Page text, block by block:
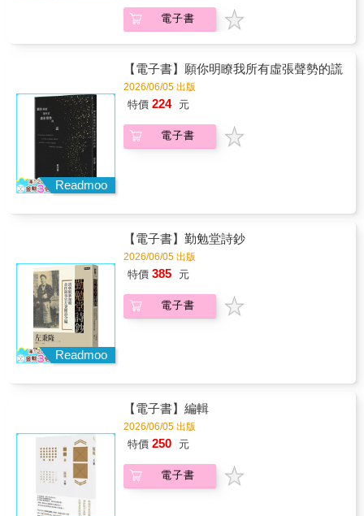
本時代以來流傳吟唱的時代音律，以及詩人們
試圖掙脫「方言」的桎梏，以母語書寫發聲的
突圍之路。一起聆聽台語詩歌百年傳唱的獨特
繼續繼承、開創台灣文學、台灣現代詩的未來
與美學價值。【本書特色】1. 精選戰前至戰後
現當代共105首台語現代詩，深化並擴充台語文
文學、台語文學研究者呂美親，集長年研究成
果親自編選並撰寫詳盡導論，介紹作品梗概，
薦】 李勤岸（國立台灣師範大學台灣語文
學系退休教授） 呂興昌（國立成功大學台
灣文學系退休教授） 陳萬益（國立清華大
學台灣文學研究所榮譽教授） 林巾力（國
立台灣文學館館長）◎文化部國家語言整體發
展方案支持
意念之出口，「進入雲端時代的人類，在使用
AI這足以改變文明進程的強大工具的同時，會
不會仍然還是一種工具、商品？當每個人都只
時，這個雲端時代的最小單位會是什麼？我的
答案是『按鍵』。」脫離資訊產業焦慮的他，
回望急速壓力沖刷下之無力與卑微，一枚按鍵
一釐清內在紊雜之源──我們身處的文明、自我
內在的文明，何以形成憤怒與厭棄之道？「當
只是視網膜上的動靜，還是感情與記憶的投
入。唯有這種愛，才使歷史成為可能。」近年
訊》最值得期待的十位90後寫作者之一，2026
年更睽違兩年多再推出第三本詩集《騙子》。
延續第一本詩集《mini me》中對於觀看視點和
媒介的探索，以及第二本詩集《決鬥那天》對
於同志與符號、物質運用的關注，這冊新作更
拉高視野，除了感官、情慾，更看見對於戰
的發展與張弛，當然也是政治－性的，陳柏煜
的基座，我越是想看、想寫，那些溢出網格之
外（或被小心壓藏其下）的NG品」除了呼應酷
兒學者海澀愛的感覺倒退、感覺「背」，我們
（裸）、感覺邊（緣）、感覺小（三）。真心
不騙，手裡的一本詩集「可能網羅情感中的壞
應了整本詩集「有一點露骨，有點色又有點節
制的氣質」。書中也有華文現代詩中少見撰寫
針對美術館與藝術的觀察、探索與各種奇想，
創作過程受益於許多藝術家帶來的啟發，並在
最後一輯深入探索普普藝術大師安迪沃荷，如
作中確實潛藏著酷兒脈絡，但在過去並不常被
聚焦討論。《騙子》中的〈習作〉一詩就寫到
電子書
Readmoo
【電子書】願你明瞭我所有虛張聲勢的謊
2026/06/05 出版
特價 224 元
電子書
Readmoo
【電子書】勤勉堂詩鈔
2026/06/05 出版
特價 385 元
電子書
【電子書】編輯
2026/06/05 出版
特價 250 元
電子書